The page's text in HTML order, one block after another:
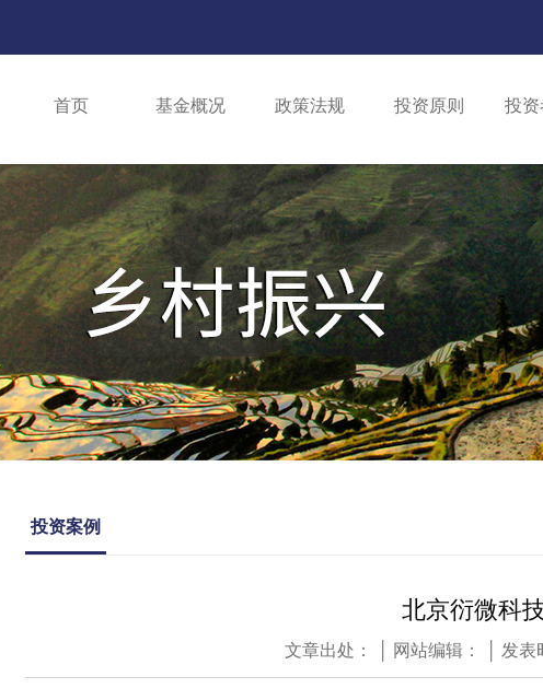
首页 基金概况 政策法规 投资原则 投资
投资案例
北京衍微科
文章出处： │ 网站编辑： │ 发表